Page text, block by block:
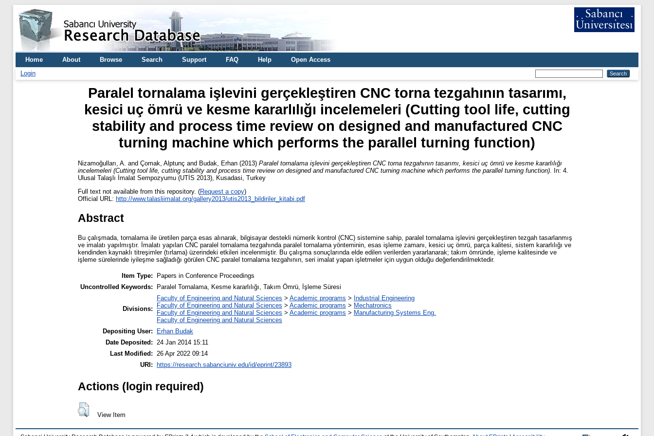
Home About Browse Search Support FAQ Help
Open Access
Login
Paralel tornalama işlevini gerçekleştiren CNC torna tezgahının tasarımı,
kesici uç ömrü ve kesme kararlılığı incelemeleri (Cutting tool life, cutting
stability and process time review on designed and manufactured CNC
turning machine which performs the parallel turning function)
Nizamoğulları, A. and Çomak, Alptunç and Budak, Erhan (2013) Paralel tornalama işlevini gerçekleştiren CNC torna tezgahının tasarımı, kesici uç ömrü ve kesme kararlılığı
incelemeleri (Cutting tool life, cutting stability and process time review on designed and manufactured CNC turning machine which performs the parallel turning function).
In: 4.
Ulusal Talaşlı İmalat Sempozyumu (UTİS 2013), Kusadasi, Turkey
Full text not available from this repository. (Request a copy)
Official URL: http://www.talasliimalat.org/gallery2013/utis2013_bildiriler_kitabi.pdf
Abstract
Bu çalışmada, tornalama ile üretilen parça esas alınarak, bilgisayar destekli nümerik kontrol (CNC) sistemine sahip, paralel tornalama işlevini gerçekleştiren tezgah tasarlanmış
ve imalatı yapılmıştır. İmalatı yapılan CNC paralel tornalama tezgahında paralel tornalama yönteminin, esas işleme zamanı, kesici uç ömrü, parça kalitesi, sistem kararlılığı ve
kendinden kaynaklı titreşimler (tırlama) üzerindeki etkileri incelenmiştir. Bu çalışma sonuçlarında elde edilen verilerden yararlanarak; takım ömründe, işleme kalitesinde ve
işleme sürelerinde iyileşme sağladığı görülen CNC paralel tornalama tezgahının, seri imalat yapan işletmeler için uygun olduğu değerlendirilmektedir.
Item Type:
Papers in Conference Proceedings
Uncontrolled Keywords:
Paralel Tornalama, Kesme kararlılığı, Takım Ömrü, İşleme Süresi
Divisions:
Faculty of Engineering and Natural Sciences > Academic programs > Industrial Engineering
Faculty of Engineering and Natural Sciences > Academic programs > Mechatronics
Faculty of Engineering and Natural Sciences > Academic programs > Manufacturing Systems Eng.
Faculty of Engineering and Natural Sciences
Depositing User:
Erhan Budak
Date Deposited:
24 Jan 2014 15:11
Last Modified:
26 Apr 2022 09:14
URI: https://research.sabanciuniv.edu/id/eprint/23893
Actions (login required)
View Item